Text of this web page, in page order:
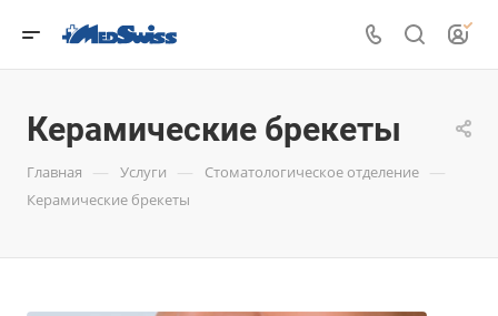
Керамические брекеты
Главная — Услуги — Стоматологическое отделение —
Керамические брекеты